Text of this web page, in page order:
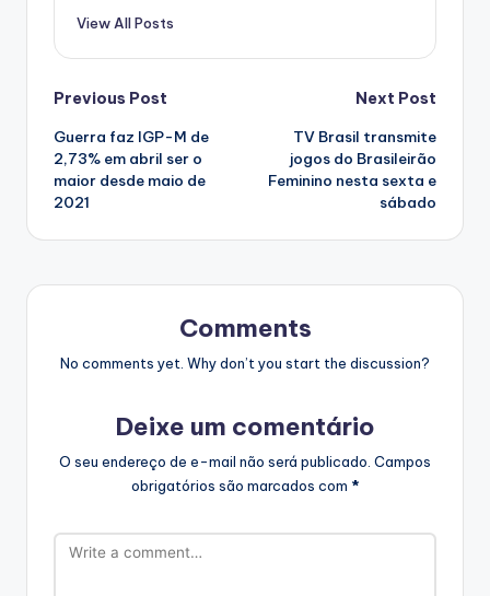
View All Posts
Post
navigation
Previous Post
Guerra faz IGP-M de
2,73% em abril ser o
maior desde maio de
2021
Next Post
TV Brasil transmite
jogos do Brasileirão
Feminino nesta sexta e
sábado
Comments
No comments yet. Why don’t you start the discussion?
Deixe um comentário
O seu endereço de e-mail não será publicado. Campos
obrigatórios são marcados com *